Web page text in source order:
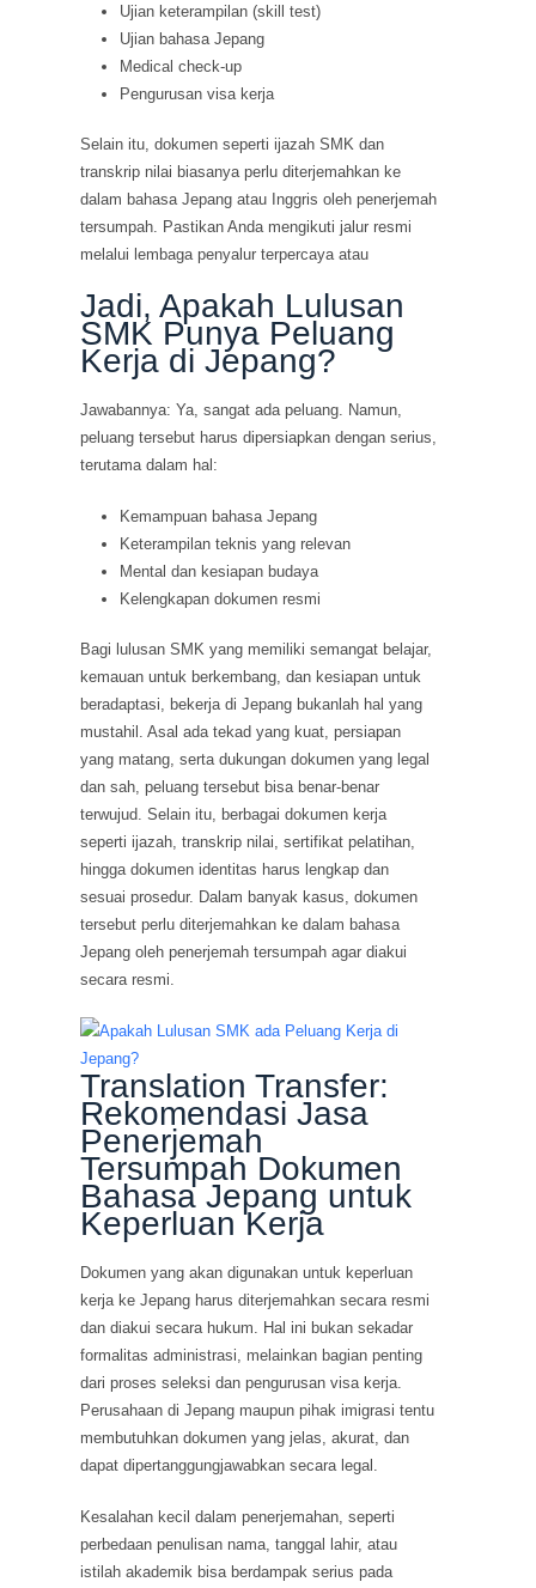
Ujian keterampilan (skill test)
Ujian bahasa Jepang
Medical check-up
Pengurusan visa kerja
Selain itu, dokumen seperti ijazah SMK dan
transkrip nilai biasanya perlu diterjemahkan ke
dalam bahasa Jepang atau Inggris oleh penerjemah
tersumpah. Pastikan Anda mengikuti jalur resmi
melalui lembaga penyalur terpercaya atau
Jadi, Apakah Lulusan
SMK Punya Peluang
Kerja di Jepang?
Jawabannya: Ya, sangat ada peluang. Namun,
peluang tersebut harus dipersiapkan dengan serius,
terutama dalam hal:
Kemampuan bahasa Jepang
Keterampilan teknis yang relevan
Mental dan kesiapan budaya
Kelengkapan dokumen resmi
Bagi lulusan SMK yang memiliki semangat belajar,
kemauan untuk berkembang, dan kesiapan untuk
beradaptasi, bekerja di Jepang bukanlah hal yang
mustahil. Asal ada tekad yang kuat, persiapan
yang matang, serta dukungan dokumen yang legal
dan sah, peluang tersebut bisa benar-benar
terwujud. Selain itu, berbagai dokumen kerja
seperti ijazah, transkrip nilai, sertifikat pelatihan,
hingga dokumen identitas harus lengkap dan
sesuai prosedur. Dalam banyak kasus, dokumen
tersebut perlu diterjemahkan ke dalam bahasa
Jepang oleh penerjemah tersumpah agar diakui
secara resmi.
Translation Transfer:
Rekomendasi Jasa
Penerjemah
Tersumpah Dokumen
Bahasa Jepang untuk
Keperluan Kerja
Dokumen yang akan digunakan untuk keperluan
kerja ke Jepang harus diterjemahkan secara resmi
dan diakui secara hukum. Hal ini bukan sekadar
formalitas administrasi, melainkan bagian penting
dari proses seleksi dan pengurusan visa kerja.
Perusahaan di Jepang maupun pihak imigrasi tentu
membutuhkan dokumen yang jelas, akurat, dan
dapat dipertanggungjawabkan secara legal.
Kesalahan kecil dalam penerjemahan, seperti
perbedaan penulisan nama, tanggal lahir, atau
istilah akademik bisa berdampak serius pada